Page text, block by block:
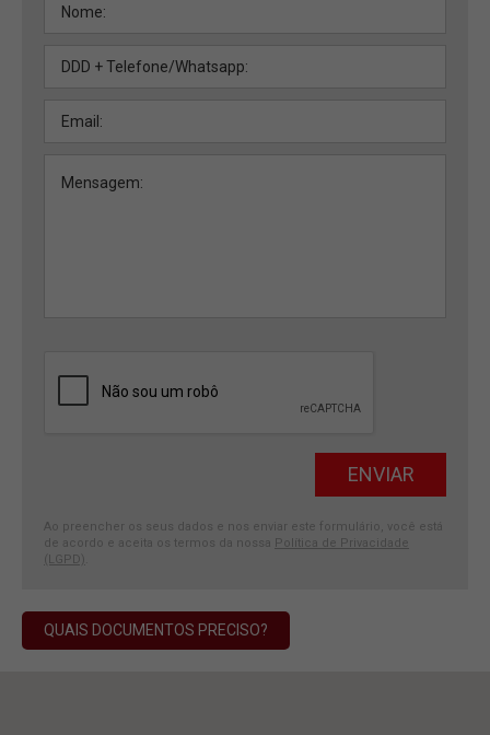
Ao preencher os seus dados e nos enviar este formulário, você está
de acordo e aceita os termos da nossa Política de Privacidade
(LGPD)
QUAIS DOCUMENTOS PRECISO?